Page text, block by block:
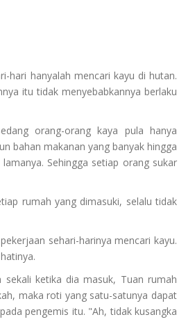
hari hanyalah mencari kayu di hutan.
itu tidak menyebabkannya berlaku
orang-orang kaya pula hanya
bahan makanan yang banyak hingga
Sehingga setiap orang sukar
rumah yang dimasuki, selalu tidak
sehari-harinya mencari kayu.
ketika dia masuk, Tuan rumah
maka roti yang satu-satunya dapat
pengemis itu. "Ah, tidak kusangka